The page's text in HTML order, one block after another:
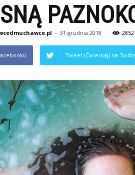
- 31 grudnia 2018 2852
Tweet (Ćwierkaj) na